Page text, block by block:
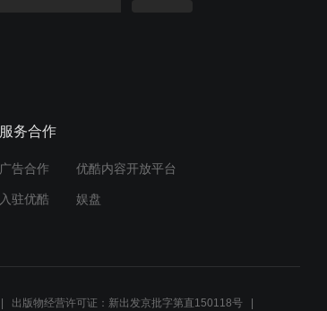
服务合作
广告合作 优酷内容开放平台
入驻优酷 娱盘
出版物经营许可证：新出发京批字第直150118号